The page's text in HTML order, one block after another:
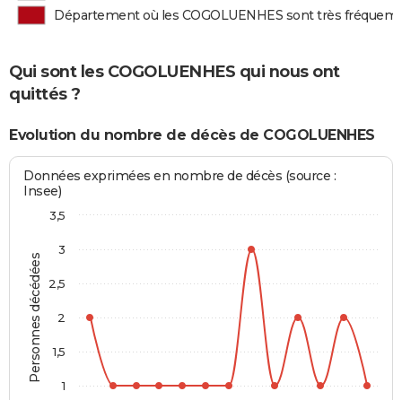
Département où les COGOLUENHES sont très
Qui sont les COGOLUENHES qui nous ont
quittés ?
Evolution du nombre de décès de COGOLUENHES
Personnes décédées
Données exprimées en nombre de décès (source :
Insee)
1
1,5
2
2,5
3
3,5